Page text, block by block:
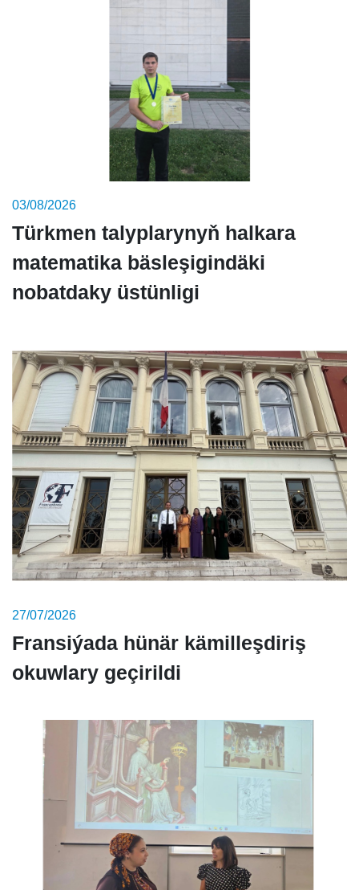
03/08/2026
Türkmen talyplarynyň halkara
matematika bäsleşigindäki
nobatdaky üstünligi
27/07/2026
Fransiýada hünär kämilleşdiriş
okuwlary geçirildi